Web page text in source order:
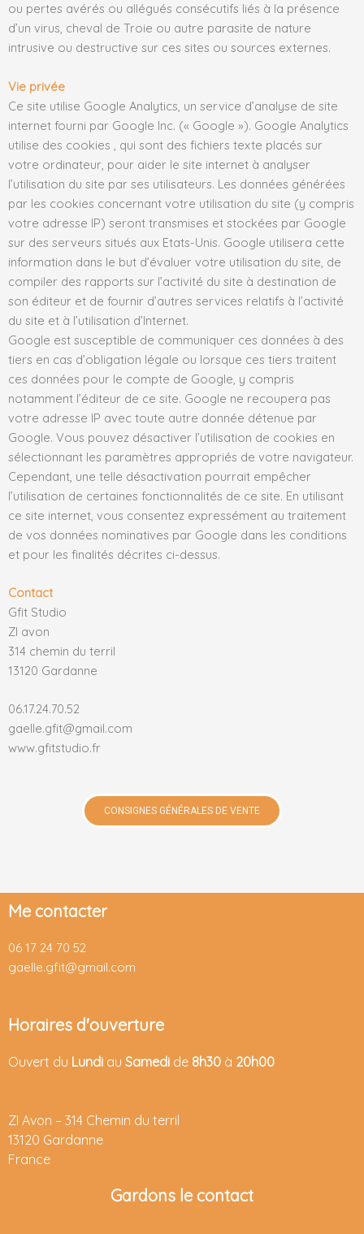
ou pertes avérés ou allégués consécutifs liés à la présence
d’un virus, cheval de Troie ou autre parasite de nature
intrusive ou destructive sur ces sites ou sources externes.
Vie privée
Ce site utilise Google Analytics, un service d’analyse de site
internet fourni par Google Inc. (« Google »). Google Analytics
utilise des cookies , qui sont des fichiers texte placés sur
votre ordinateur, pour aider le site internet à analyser
l’utilisation du site par ses utilisateurs. Les données générées
par les cookies concernant votre utilisation du site (y compris
votre adresse IP) seront transmises et stockées par Google
sur des serveurs situés aux Etats-Unis. Google utilisera cette
information dans le but d’évaluer votre utilisation du site, de
compiler des rapports sur l’activité du site à destination de
son éditeur et de fournir d’autres services relatifs à l’activité
du site et à l’utilisation d’Internet.
Google est susceptible de communiquer ces données à des
tiers en cas d’obligation légale ou lorsque ces tiers traitent
ces données pour le compte de Google, y compris
notamment l’éditeur de ce site. Google ne recoupera pas
votre adresse IP avec toute autre donnée détenue par
Google. Vous pouvez désactiver l’utilisation de cookies en
sélectionnant les paramètres appropriés de votre navigateur.
Cependant, une telle désactivation pourrait empêcher
l’utilisation de certaines fonctionnalités de ce site. En utilisant
ce site internet, vous consentez expressément au traitement
de vos données nominatives par Google dans les conditions
et pour les finalités décrites ci-dessus.
Contact
Gfit Studio
ZI avon
314 chemin du terril
13120 Gardanne
06.17.24.70.52
gaelle.gfit@gmail.com
www.gfitstudio.fr
CONSIGNES GÉNÉRALES DE VENTE
Me contacter
06 17 24 70 52
gaelle.gfit@gmail.com
Horaires d'ouverture
Ouvert du Lundi au Samedi de 8h30 à 20h00
ZI Avon – 314 Chemin du terril
13120 Gardanne
France
Gardons le contact